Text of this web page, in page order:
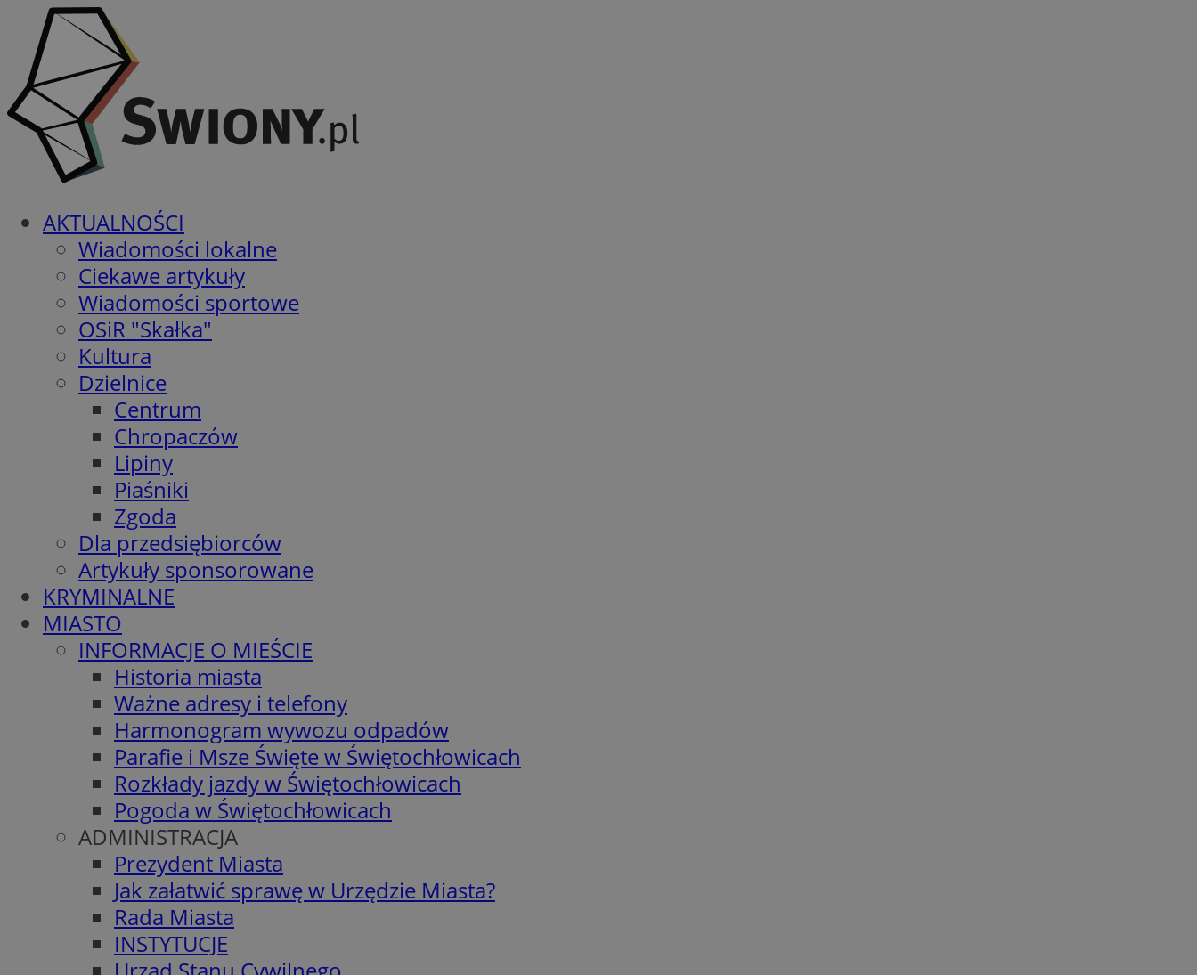
AKTUALNOŚCI
Wiadomości lokalne
Ciekawe artykuły
Wiadomości sportowe
OSiR "Skałka"
Kultura
Dzielnice
Centrum
Chropaczów
Lipiny
Piaśniki
Zgoda
Dla przedsiębiorców
Artykuły sponsorowane
KRYMINALNE
MIASTO
INFORMACJE O MIEŚCIE
Historia miasta
Ważne adresy i telefony
Harmonogram wywozu odpadów
Parafie i Msze Święte w Świętochłowicach
Rozkłady jazdy w Świętochłowicach
Pogoda w Świętochłowicach
ADMINISTRACJA
Prezydent Miasta
Jak załatwić sprawę w Urzędzie Miasta?
Rada Miasta
INSTYTUCJE